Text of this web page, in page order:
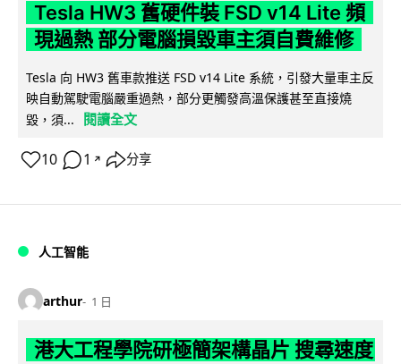
Tesla HW3 舊硬件裝 FSD v14 Lite 頻
現過熱 部分電腦損毀車主須自費維修
Tesla 向 HW3 舊車款推送 FSD v14 Lite 系統，引發大量車主反
映自動駕駛電腦嚴重過熱，部分更觸發高溫保護甚至直接燒
毀，須...
閱讀全文
10 1 ↗ 分享
人工智能
arthur 1 日
港大工程學院研極簡架構晶片 搜尋速度